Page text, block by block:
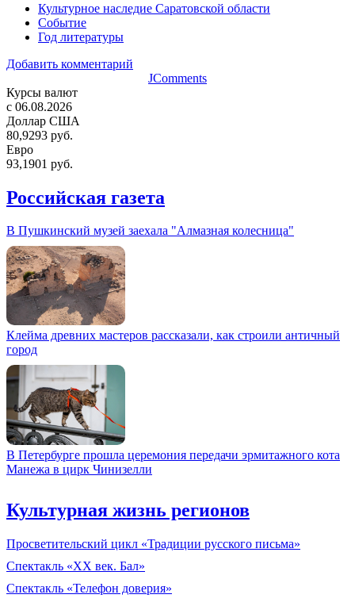
Культурное наследие Саратовской области
Событие
Год литературы
Добавить комментарий
JComments
Курсы валют
c 06.08.2026
Доллар США
80,9293 руб.
Евро
93,1901 руб.
Российская газета
В Пушкинский музей заехала "Алмазная колесница"
Клейма древних мастеров рассказали, как строили античный
город
В Петербурге прошла церемония передачи эрмитажного кота
Манежа в цирк Чинизелли
Культурная жизнь регионов
Просветительский цикл «Традиции русского письма»
Спектакль «XX век. Бал»
Спектакль «Телефон доверия»